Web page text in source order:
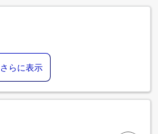
さらに表示